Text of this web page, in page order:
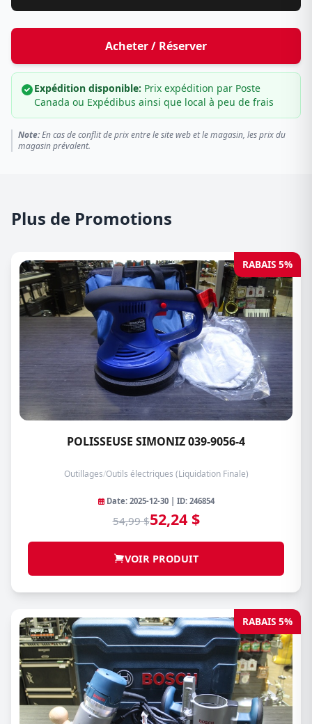
Acheter / Réserver
Expédition disponible: Prix expédition par Poste
Canada ou Expédibus ainsi que local à peu de frais
Note:En cas de conflit de prix entre le site web et le magasin, les prix du
magasin prévalent.
Plus de Promotions
RABAIS 5%
POLISSEUSE SIMONIZ 039-9056-4
Outillages/Outils électriques (Liquidation Finale)
Date: 2025-12-30 | ID: 246854
54,99 $52,24 $
VOIR PRODUIT
RABAIS 5%